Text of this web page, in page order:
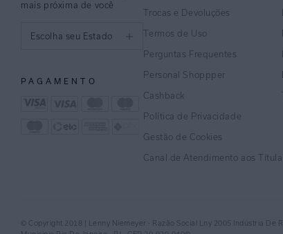
mais próxima de você
Escolha seu Estado
Distrito Federal
PAGAMENTO
Trocas e Devoluções
Termos de Uso
Perguntas Frequentes
Personal Shoppper
Cashback
Política de Privacidade
Gestão de Cookies
Canal de Atendimento aos
© Copyright 2018 | Lenny Niemeyer - Razão Social Lny 2005 Indústria De